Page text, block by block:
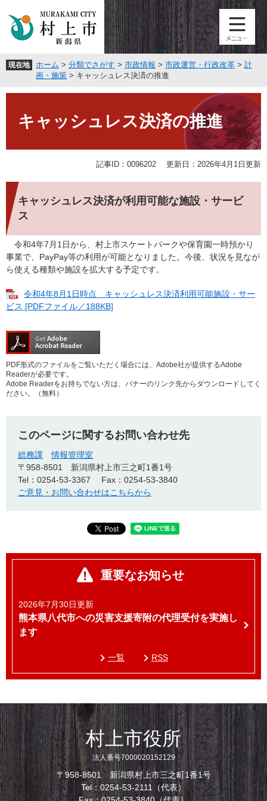
頭
す
飛
し
現在地 ホーム > 分類でさがす > 市政情報 > 市政運営・行政改革 > 計
画・施策 > キャッシュレス決済の推進
キャッシュレス決済の推進
記事ID：0096202 更新日：2026年4月1日更新
キャッシュレス決済が利用可能な施設・サービ
ス
令和4年7月1日から、村上市スケートパークや保育園一時預かり
事業で、PayPay等の利用が可能となりました。今後、状況を見なが
ら使える種類や施設を拡大する予定です。
令和4年8月1日時点 キャッシュレス決済利用可能施設・サー
ビス [PDFファイル／188KB]
PDF形式のファイルをご覧いただく場合には、Adobe社が提供するAdobe
Readerが必要です。
Adobe Readerをお持ちでない方は、バナーのリンク先からダウンロードしてく
ださい。（無料）
このページに関するお問い合わせ先
総務課
情報管理室
〒958-8501
新潟県村上市三之町1番1号
Tel：0254-53-3367
Fax：0254-53-3840
ご意見・お問い合わせはこちらから
重要なお知らせ
2026年7月30日更新
熊本県八代市への災害支援寄附の代理受付を実施し
ます
一覧 RSS
村上市役所
法人番号7000020152129
〒958-8501 新潟県村上市三之町1番1号
Tel：0254-53-2111（代表）